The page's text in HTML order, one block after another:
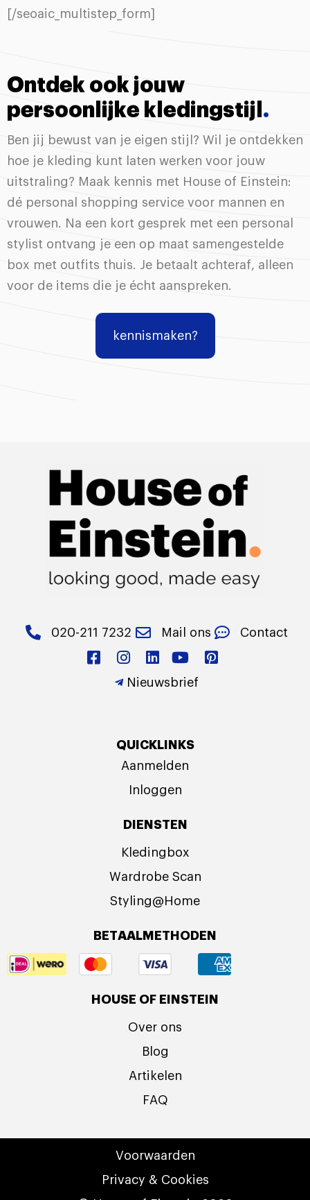
[/seoaic_multistep_form]
Ontdek ook jouw
persoonlijke kledingstijl .
Ben jij bewust van je eigen stijl? Wil je ontdekken
hoe je kleding kunt laten werken voor jouw
uitstraling? Maak kennis met House of Einstein:
dé personal shopping service voor mannen en
vrouwen. Na een kort gesprek met een personal
stylist ontvang je een op maat samengestelde
box met outfits thuis. Je betaalt achteraf, alleen
voor de items die je écht aanspreken.
kennismaken?
020-211 7232 Mail ons Contact
Nieuwsbrief
QUICKLINKS
Aanmelden
Inloggen
DIENSTEN
Kledingbox
Wardrobe Scan
Styling@Home
BETAALMETHODEN
HOUSE OF EINSTEIN
Over ons
Blog
Artikelen
FAQ
Voorwaarden
Privacy & Cookies